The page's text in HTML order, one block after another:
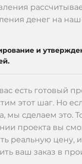
и
заказов.
с
уникальный
домов в
таблички для
вашим гостям
качество
если хотите
денег на наш
и
есть готовый
этот шаг. Но
мы сделаем это.
проекта вы
реальную цену,
ваш заказ в